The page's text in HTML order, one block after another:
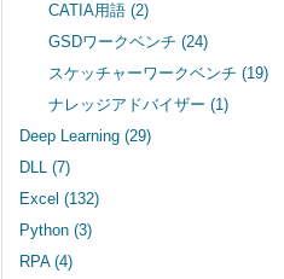
CATIA用語(2)
GSDワークベンチ(24)
スケッチャーワークベンチ(19)
ナレッジアドバイザー(1)
Deep Learning (29)
DLL (7)
Excel (132)
Python (3)
RPA (4)